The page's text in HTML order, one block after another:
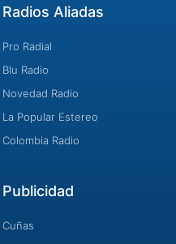
Radios Aliadas
Pro Radial
Blu Radio
Novedad Radio
La Popular Estereo
Colombia Radio
Publicidad
Cuñas